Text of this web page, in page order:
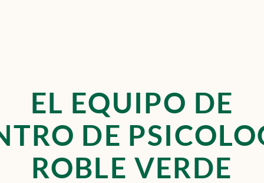
EL EQUIPO DE
DE
ROBLE VERDE